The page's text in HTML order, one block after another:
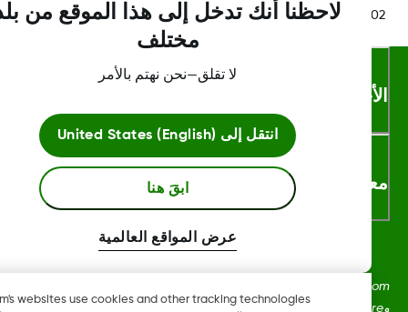
LBL020847
والشروط
اكثر
وDexcom Share، وShare هي علامات تجارية أو علامات مُسجلة في
Dexcom's websites use cookies and other tracking technologies
لاحظنا أنك تدخل إلى هذا الموقع من بلد
مختلف
لا تقلق—نحن نهتم بالأمر
انتقل إلى United States (English)
ابقَ هنا
عرض المواقع العالمية